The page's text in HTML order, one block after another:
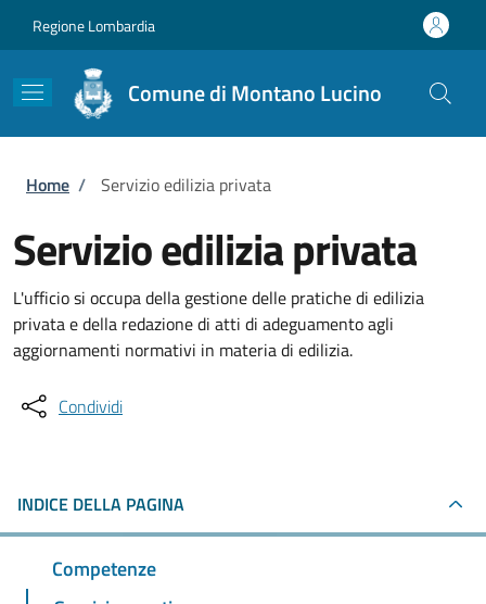
Regione Lombardia
Comune di Montano Lucino
Briciole di pane
Home / Servizio edilizia privata
Servizio edilizia privata
L'ufficio si occupa della gestione delle pratiche di edilizia
privata e della redazione di atti di adeguamento agli
aggiornamenti normativi in materia di edilizia.
Condividi
INDICE DELLA PAGINA
Competenze